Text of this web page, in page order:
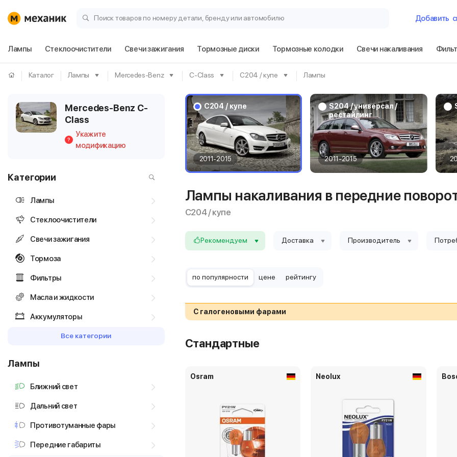
Поиск товаров по номеру детали, бренду или автомобилю Добавить
Гараж
купе
Сбросить
Лампы Стеклоочистители Свечи зажигания Тормозные диски Тормозные колодки Свечи накаливания
Каталог Лампы Mercedes-Benz C-Class C204 / купе Лампы
Mercedes-Benz C-
Class
?
Укажите
модификацию
Категории
Лампы
Стеклоочистители
Свечи зажигания
Тормоза
Фильтры
Масла и жидкости
Аккумуляторы
Все категории
Лампы
Ближний свет
Дальний свет
Противотуманные фары
Передние габариты
C204 / купе
2011-2015
S204 / универсал /
рестайлинг
2011-2015
Лампы накаливания в передние
C204 / купе
Рекомендуем Доставка Производитель
по популярности цене рейтингу
С галогеновыми фарами
Стандартные
Osram Neolux